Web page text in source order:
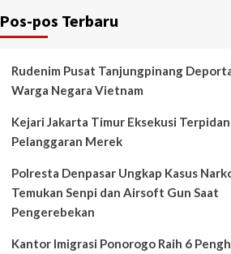
Pos-pos Terbaru
Rudenim Pusat Tanjungpinang
Warga Negara Vietnam
Kejari Jakarta Timur Eksekusi
Pelanggaran Merek
Polresta Denpasar Ungkap Kasus
Temukan Senpi dan Airsoft Gun Saat
Pengerebekan
Kantor Imigrasi Ponorogo Raih 6